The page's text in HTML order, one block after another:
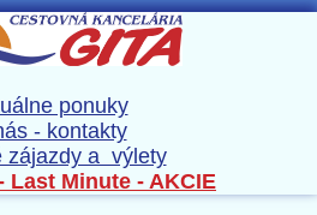
ponuky
- kontakty
zájazdy a výlety
Last Minute - AKCIE